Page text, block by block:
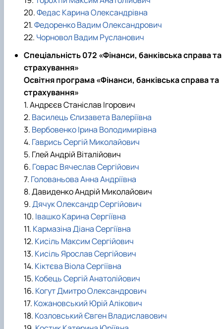
20.Федас Карина Олександрівна
21.Федоренко Вадим Олександрович
22. Чорновол Вадим Русланович
Спеціальність 072 «Фінанси, банківська справа та
страхування»
Освітня програма «Фінанси, банківська справа та
страхування»
1. Андрєєв Станіслав Ігорович
2. Василець Єлизавета Валеріївна
3. Вербовенко Ірина Володимирівна
4. Гаврись Сергій Миколайович
5. Глей Андрій Віталійович
6. Говрас Вячеслав Сергійович
7. Голованьова Анна Андріївна
8. Давиденко Андрій Миколайович
9.Дячук Олександр Сергійович
10. Івашко Карина Сергіївна
11. Кармазіна Діана Сергіївна
12. Кисіль Максим Сергійович
13. Кисіль Ярослав Сергійович
14. Кіктєва Віола Сергіївна
15. Кобець Сергій Анатолійович
16. Когут Дмитро Олександрович
17. Кожановський Юрій Алікович
18. Козловський Євген Владиславович